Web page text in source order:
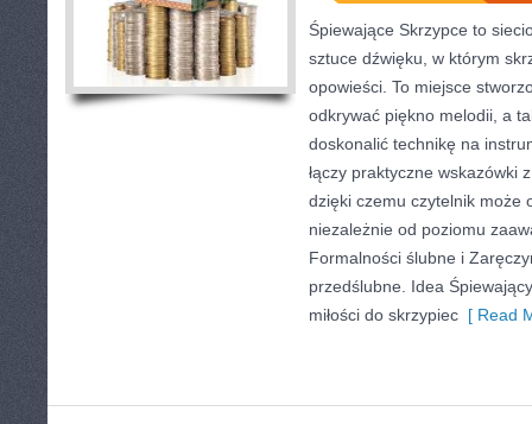
Śpiewające Skrzypce to
sztuce dźwięku, w którym
opowieści. To miejsce
odkrywać piękno melodii, a
doskonalić technikę na
łączy praktyczne wskazówki
dzięki czemu czytelnik może
niezależnie od poziomu
Formalności ślubne i
przedślubne. Idea
miłości do skrzypiec [ Read